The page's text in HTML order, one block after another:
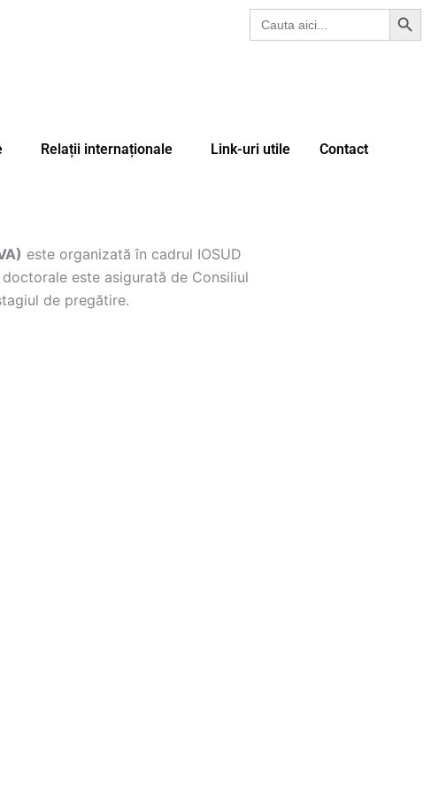
Search
for:
Search
Relații internaționale Link-uri utile Contact
este organizată în cadrul IOSUD
este asigurată de Consiliul
de pregătire.